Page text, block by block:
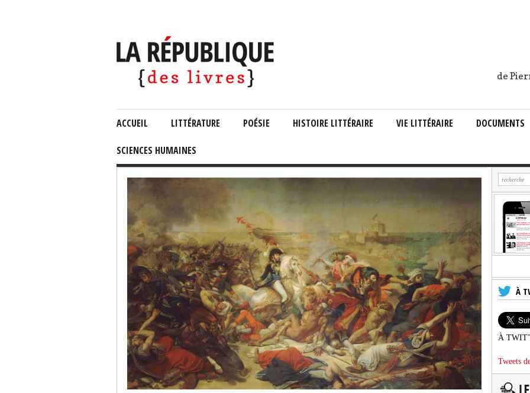
de
ACCUEIL LITTÉRATURE POÉSIE HISTOIRE LITTÉRAIRE VIE LITTÉRAIRE DOCUMENTS
SCIENCES HUMAINES
À
À
Tweets